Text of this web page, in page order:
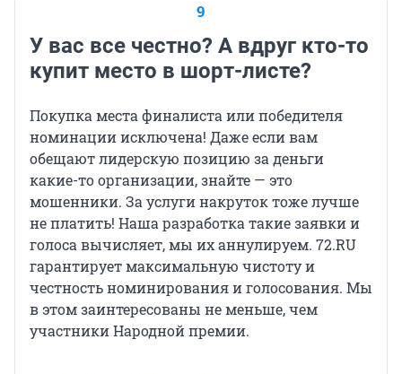
9
У вас все честно? А вдруг кто-то
купит место в шорт-листе?
Покупка места финалиста или победителя
номинации исключена! Даже если вам
обещают лидерскую позицию за деньги
какие-то организации, знайте — это
мошенники. За услуги накруток тоже лучше
не платить! Наша разработка такие заявки и
голоса вычисляет, мы их аннулируем. 72.RU
гарантирует максимальную чистоту и
честность номинирования и голосования. Мы
в этом заинтересованы не меньше, чем
участники Народной премии.